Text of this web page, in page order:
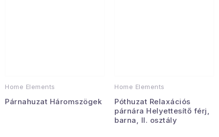
Home Elements
Párnahuzat Háromszögek
Home Elements
Póthuzat Relaxációs
párnára Helyettesítő férj,
barna, II. osztály